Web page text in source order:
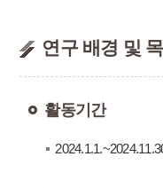
연구 배경 및
활동기간